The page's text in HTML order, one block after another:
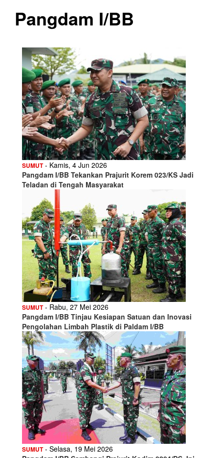
Pangdam I/BB
SUMUT- Kamis, 4 Jun 2026
Pangdam I/BB Tekankan Prajurit Korem 023/KS Jadi
Teladan di Tengah Masyarakat
SUMUT- Rabu, 27 Mei 2026
Pangdam I/BB Tinjau Kesiapan Satuan dan Inovasi
Pengolahan Limbah Plastik di Paldam I/BB
SUMUT- Selasa, 19 Mei 2026